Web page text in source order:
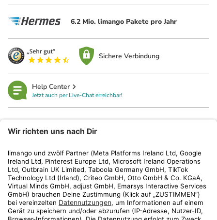
6.2 Mio. limango Pakete pro Jahr
Sichere Verbindung
Help Center
Jetzt auch per Live-Chat erreichbar!
Kundenservice
Shop
Aktionen